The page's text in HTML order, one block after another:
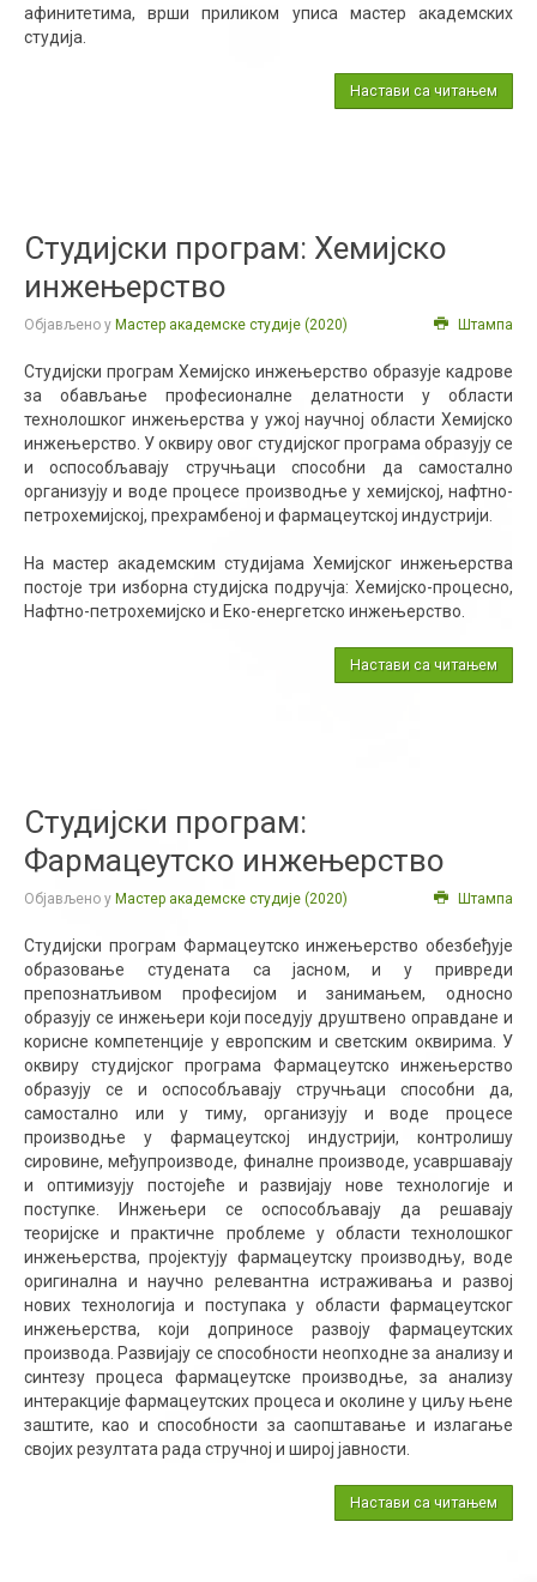
афинитетима, врши приликом уписа мастер академских
студија.
Настави са читањем
Студијски програм: Хемијско
инжењерство
Објављено у Мастер академске студије (2020) Штампа
Студијски програм Хемијско инжењерство образује кадрове
за обављање професионалне делатности у области
технолошког инжењерства у ужој научној области Хемијско
инжењерство. У оквиру овог студијског програма образују се
и оспособљавају стручњаци способни да самостално
организују и воде процесе производње у хемијској, нафтно-
петрохемијској, прехрамбеној и фармацеутској индустрији.
На мастер академским студијама Хемијског инжењерства
постоје три изборна студијска подручја: Хемијско-процесно,
Нафтно-петрохемијско и Еко-енергетско инжењерство.
Настави са читањем
Студијски програм:
Фармацеутско инжењерство
Објављено у Мастер академске студије (2020) Штампа
Студијски програм Фармацеутско инжењерство обезбеђује
образовање студената са јасном, и у привреди
препознатљивом професијом и занимањем, односно
образују се инжењери који поседују друштвено оправдане и
корисне компетенције у европским и светским оквирима. У
оквиру студијског програма Фармацеутско инжењерство
образују се и оспособљавају стручњаци способни да,
самостално или у тиму, организују и воде процесе
производње у фармацеутској индустрији, контролишу
сировине, међупроизводе, финалне производе, усавршавају
и оптимизују постојеће и развијају нове технологије и
поступке. Инжењери се оспособљавају да решавају
теоријске и практичне проблеме у области технолошког
инжењерства, пројектују фармацеутску производњу, воде
оригинална и научно релевантна истраживања и развој
нових технологија и поступака у области фармацеутског
инжењерства, који доприносе развоју фармацеутских
производа. Развијају се способности неопходне за анализу и
синтезу процеса фармацеутске производње, за анализу
интеракције фармацеутских процеса и околине у циљу њене
заштите, као и способности за саопштавање и излагање
својих резултата рада стручној и широј јавности.
Настави са читањем